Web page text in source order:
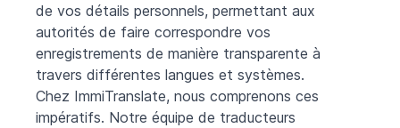
de vos détails personnels, permettant aux
autorités de faire correspondre vos
enregistrements de manière transparente à
travers différentes langues et systèmes.
Chez ImmiTranslate, nous comprenons ces
impératifs. Notre équipe de traducteurs